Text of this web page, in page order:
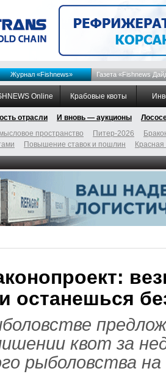
Журнал «Fishnews» Газета «Fishnews
Online Крабовые квоты
отрасли И вновь — аукционы
пространство Питер-2026
Повышение ставок и пошлин
останешься
квот за
рыболовства на